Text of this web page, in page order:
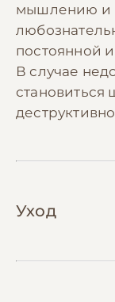
мышлению и
постоянной
В случае
Уход